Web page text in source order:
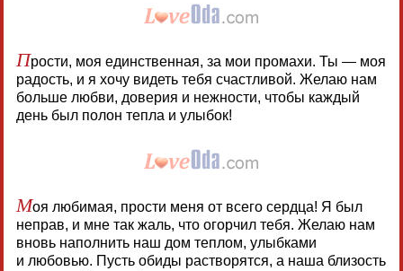
Прости, моя единственная, за мои промахи. Ты — моя
радость, и я хочу видеть тебя счастливой. Желаю нам
больше любви, доверия и нежности, чтобы каждый
день был полон тепла и улыбок!
Моя любимая, прости меня от всего сердца! Я был
неправ, и мне так жаль, что огорчил тебя. Желаю нам
вновь наполнить наш дом теплом, улыбками
и любовью. Пусть обиды растворятся, а наша близость